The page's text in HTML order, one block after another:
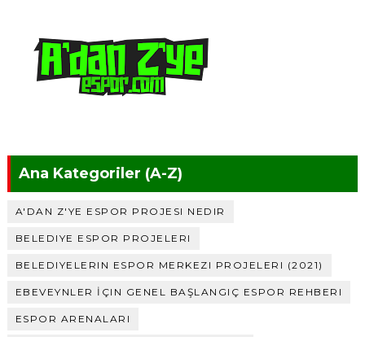
Ana Kategoriler (A-Z)
A'DAN Z'YE ESPOR PROJESI NEDIR
BELEDIYE ESPOR PROJELERI
BELEDIYELERIN ESPOR MERKEZI PROJELERI (2021)
EBEVEYNLER İÇIN GENEL BAŞLANGIÇ ESPOR REHBERI
ESPOR ARENALARI